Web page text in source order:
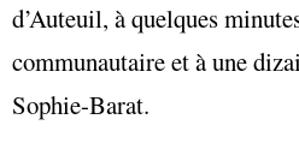
d’Auteuil, à quelques
communautaire et à une
Sophie-Barat.